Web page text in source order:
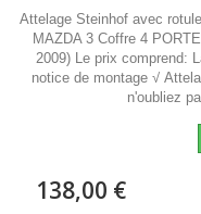
Attelage Steinhof avec
MAZDA 3 Coffre 4
2009) Le prix comprend:
notice de montage √
n'oubliez
138,00 €